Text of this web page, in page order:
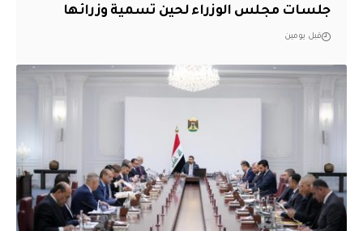
جلسات مجلس الوزراء لحين تسمية وزرائها
قبل يومين